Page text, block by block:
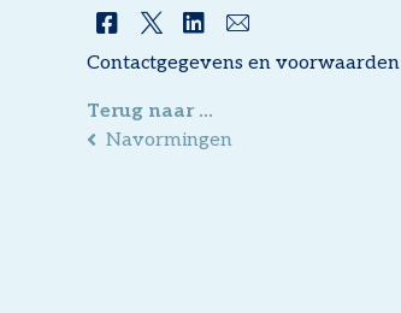
Contactgegevens en voorwaarden
Terug naar ...
Navormingen